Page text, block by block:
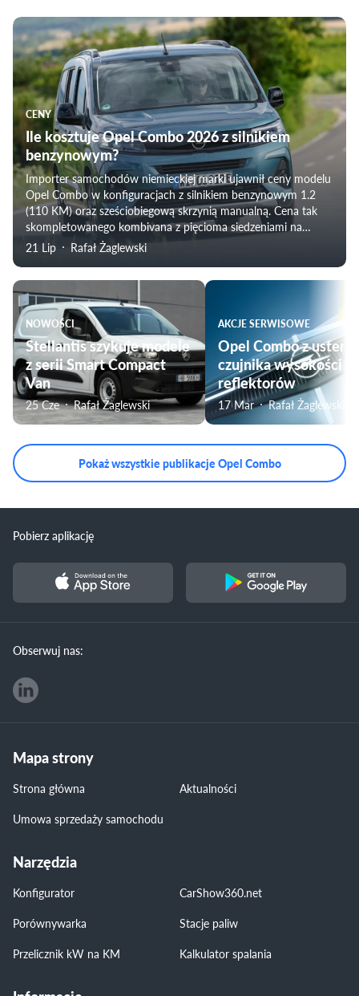
CENY
Ile kosztuje Opel Combo 2026 z silnikiem
benzynowym?
Importer samochodów niemieckiej marki ujawnił ceny modelu
Opel Combo w konfiguracjach z silnikiem benzynowym 1.2
(110 KM) oraz sześciobiegową skrzynią manualną. Cena tak
skompletowanego kombivana z pięcioma siedzeniami na
pokładzie zaczyna się już od 113 800 złotych po obniżce.
21 Lip Rafał Żaglewski
NOWOŚCI
Stellantis szykuje modele
z serii Smart Compact
Van
25 Cze Rafał Żaglewski
AKCJE SERWISOWE
Opel Combo z
czujnika wysokości
reflektorów
17 Mar Rafał Żaglewski
Pokaż wszystkie publikacje Opel Combo
Pobierz aplikację
Obserwuj nas:
Mapa strony
Strona główna
Aktualności
Umowa sprzedaży samochodu
Narzędzia
Konfigurator
CarShow360.net
Porównywarka
Stacje paliw
Przelicznik kW na KM
Kalkulator spalania